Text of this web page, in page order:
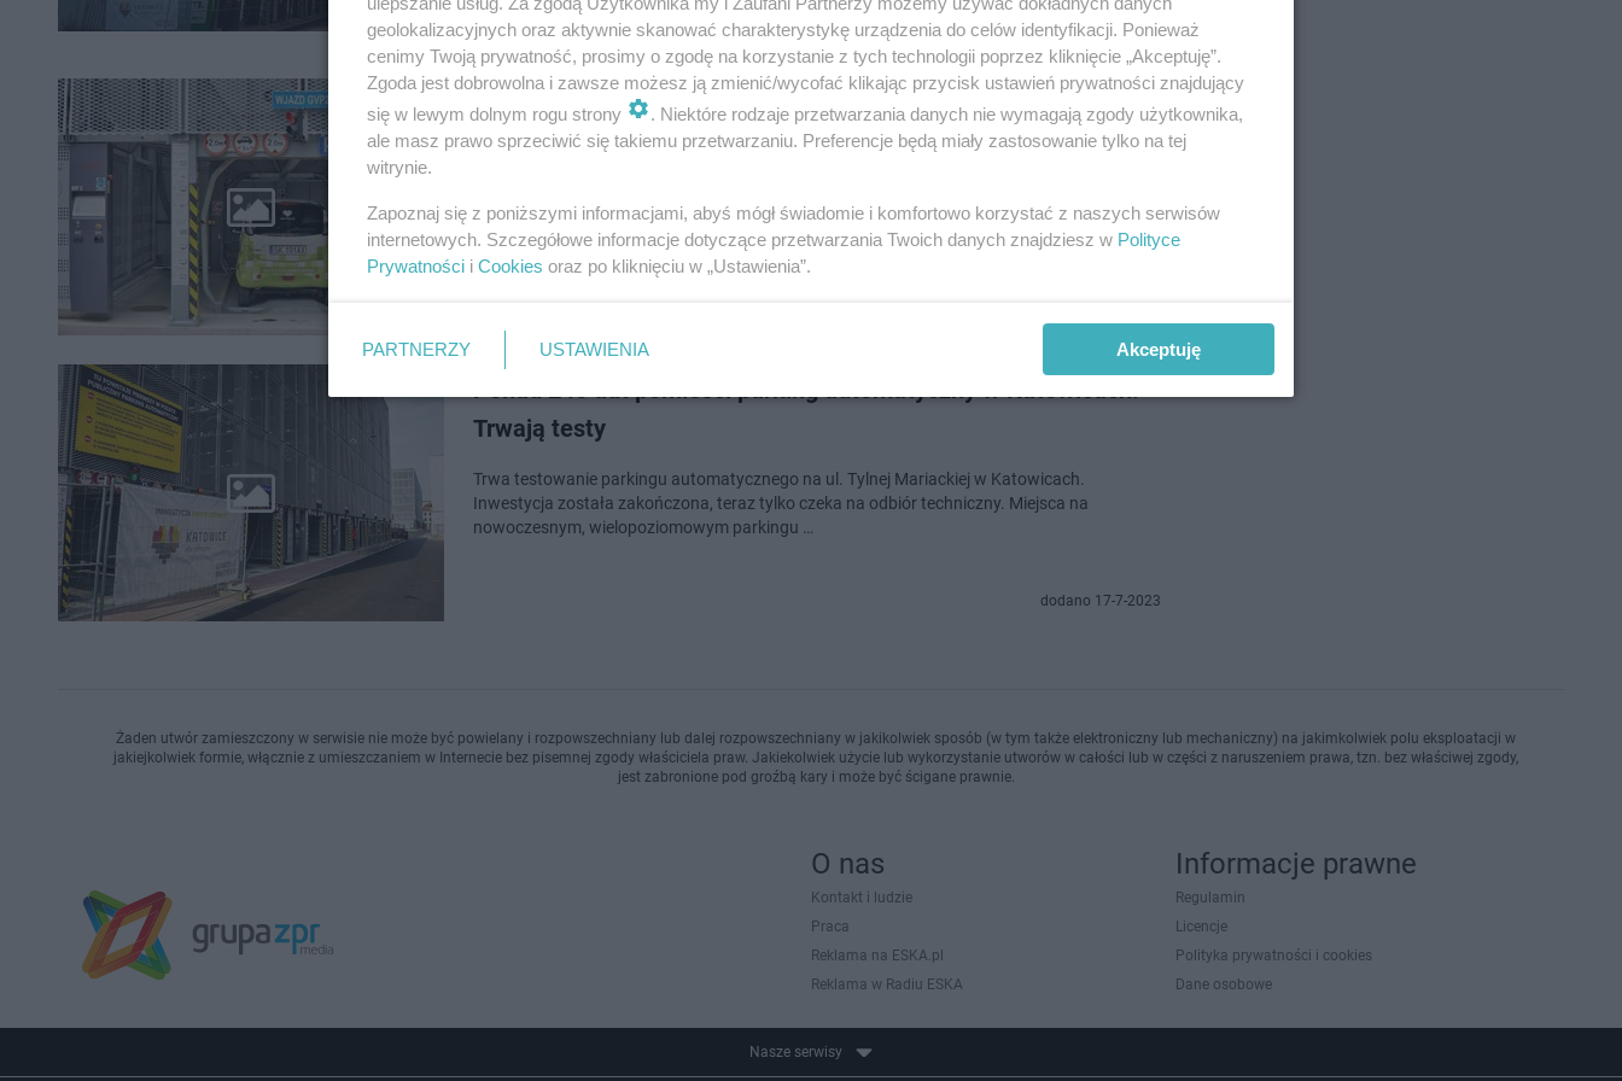
Przetestuj za darmo automatyczny parking przy ul. Tylnej
Mariackiej
przy ul. Tylnej Mariackiej będzie można korzystać za darmo. To pierwszy taki parking w
Polsce, z którego w nieda…
Ponad 240 aut pomieści parking automatyczny w Katowicach.
Trwają testy
Trwa testowanie parkingu automatycznego na ul. Tylnej Mariackiej w Katowicach.
Inwestycja została zakończona, teraz tylko czeka na odbiór techniczny. Miejsca na
nowoczesnym, wielopoziomowym parkingu …
dodano 17-7-2023
Żaden utwór zamieszczony w serwisie nie może być powielany i rozpowszechniany lub dalej rozpowszechniany w jakikolwiek sposób (w tym także elektroniczny lub mechaniczny) na jakimkolwiek polu eksploatacji w
jakiejkolwiek formie, włącznie z umieszczaniem w Internecie bez pisemnej zgody właściciela praw. Jakiekolwiek użycie lub wykorzystanie utworów w całości lub w części z naruszeniem prawa, tzn. bez właściwej zgody,
jest zabronione pod groźbą kary i może być ścigane prawnie.
O nas
Kontakt i ludzie
Praca
Reklama na ESKA.pl
Reklama w Radiu ESKA
Informacje prawne
Regulamin
Licencje
Polityka prywatności i cookies
Dane osobowe
Nasze serwisy
geolokalizacyjnych oraz aktywnie skanować charakterystykę urządzenia do celów identyfikacji. Ponieważ
cenimy Twoją prywatność, prosimy o zgodę na korzystanie z tych technologii poprzez kliknięcie „Akceptuję”.
Zgoda jest dobrowolna i zawsze możesz ją zmienić/wycofać klikając przycisk ustawień prywatności znajdujący
się w lewym dolnym rogu strony
. Niektóre rodzaje przetwarzania danych nie wymagają zgody użytkownika,
ale masz prawo sprzeciwić się takiemu przetwarzaniu. Preferencje będą miały zastosowanie tylko na tej
witrynie.
Zapoznaj się z poniższymi informacjami, abyś mógł świadomie i komfortowo korzystać z naszych serwisów
internetowych. Szczegółowe informacje dotyczące przetwarzania Twoich danych znajdziesz w Polityce
Prywatności i Cookies oraz po kliknięciu w „Ustawienia”.
PARTNERZY USTAWIENIA Akceptuję